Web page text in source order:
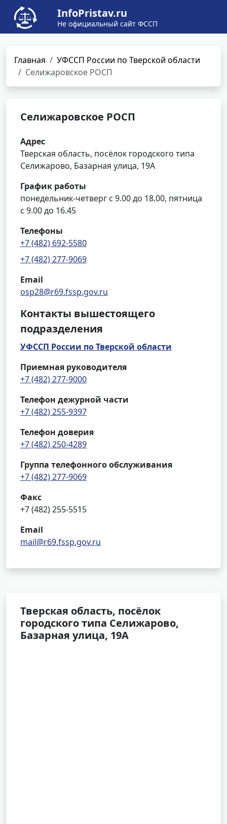
InfoPristav.ru
Не официальный сайт ФССП
Главная
УФССП России по Тверской области
Селижаровское РОСП
Селижаровское РОСП
Адрес
Тверская область, посёлок городского типа
Селижарово, Базарная улица, 19А
График работы
понедельник-четверг с 9.00 до 18.00, пятница
с 9.00 до 16.45
Телефоны
+7 (482) 692-5580
+7 (482) 277-9069
Email
osp28@r69.fssp.gov.ru
Контакты вышестоящего
подразделения
УФССП России по Тверской области
Приемная руководителя
+7 (482) 277-9000
Телефон дежурной части
+7 (482) 255-9397
Телефон доверия
+7 (482) 250-4289
Группа телефонного обслуживания
+7 (482) 277-9069
Факс
+7 (482) 255-5515
Email
mail@r69.fssp.gov.ru
Тверская область, посёлок
городского типа Селижарово,
Базарная улица, 19А